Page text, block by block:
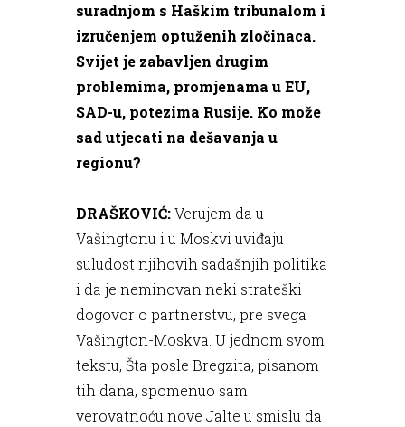
suradnjom s Haškim tribunalom i
izručenjem optuženih zločinaca.
Svijet je zabavljen drugim
problemima, promjenama u EU,
SAD-u, potezima Rusije. Ko može
sad utjecati na dešavanja u
regionu?
DRAŠKOVIĆ:Verujem da u
Vašingtonu i u Moskvi uviđaju
suludost njihovih sadašnjih politika
i da je neminovan neki strateški
dogovor o partnerstvu, pre svega
Vašington-Moskva. U jednom svom
tekstu, Šta posle Bregzita, pisanom
tih dana, spomenuo sam
verovatnoću nove Jalte u smislu da